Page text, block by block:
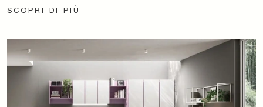
SCOPRI DI PIÙ